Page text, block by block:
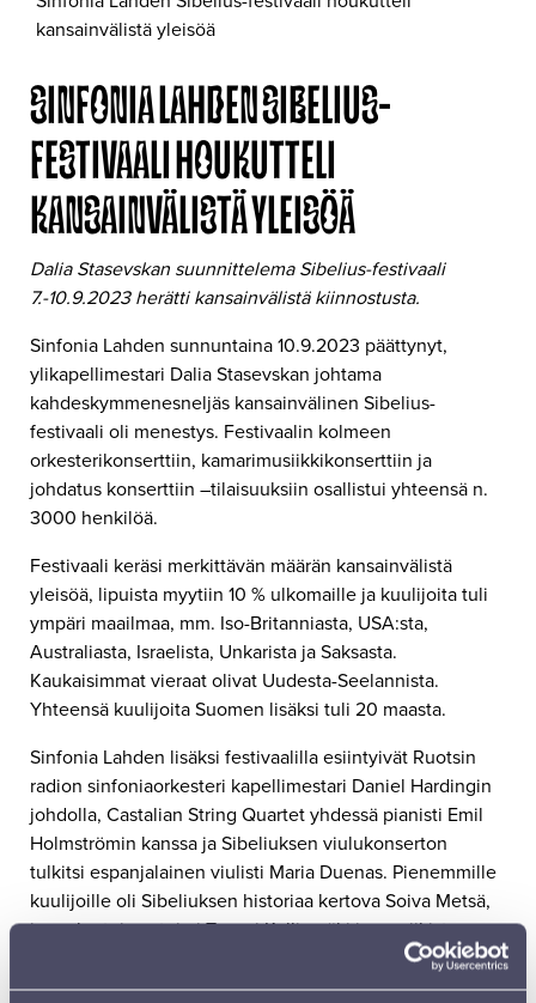
kansainvälistä yleisöä
SINFONIA LAHDEN SIBELIUS-
FESTIVAALI HOUKUTTELI
KANSAINVÄLISTÄ YLEISÖÄ
Dalia Stasevskan suunnittelema Sibelius-festivaali
7.-10.9.2023 herätti kansainvälistä kiinnostusta.
Sinfonia Lahden sunnuntaina 10.9.2023 päättynyt,
ylikapellimestari Dalia Stasevskan johtama
kahdeskymmenesneljäs kansainvälinen Sibelius-
festivaali oli menestys. Festivaalin kolmeen
orkesterikonserttiin, kamarimusiikkikonserttiin ja
johdatus konserttiin –tilaisuuksiin osallistui yhteensä n.
3000 henkilöä.
Festivaali keräsi merkittävän määrän kansainvälistä
yleisöä, lipuista myytiin 10 % ulkomaille ja kuulijoita tuli
ympäri maailmaa, mm. Iso-Britanniasta, USA:sta,
Australiasta, Israelista, Unkarista ja Saksasta.
Kaukaisimmat vieraat olivat Uudesta-Seelannista.
Yhteensä kuulijoita Suomen lisäksi tuli 20 maasta.
Sinfonia Lahden lisäksi festivaalilla esiintyivät Ruotsin
radion sinfoniaorkesteri kapellimestari Daniel Hardingin
johdolla, Castalian String Quartet yhdessä pianisti Emil
Holmströmin kanssa ja Sibeliuksen viulukonserton
tulkitsi espanjalainen viulisti Maria Duenas. Pienemmille
kuulijoille oli Sibeliuksen historiaa kertova Soiva Metsä,
jossa kertojana toimi Tapani Kalliomäki ja musiikista
vastasivat sellisti Jussi Makkonen ja pianisti Nazig
Azezian.